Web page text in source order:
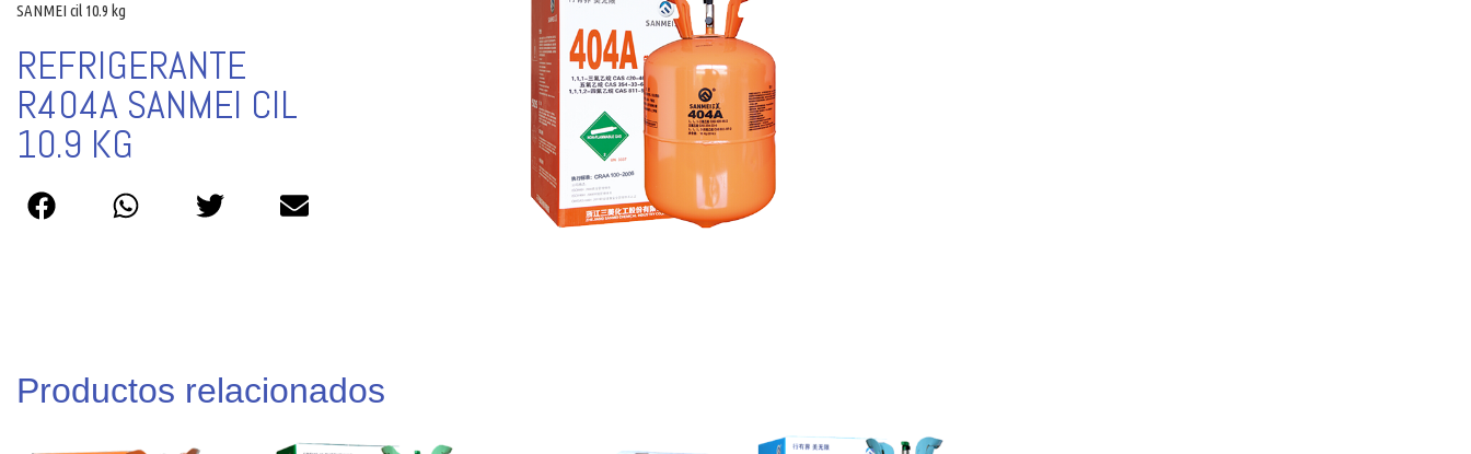
SANMEI cil 10.9 kg
REFRIGERANTE
R404A SANMEI CIL
10.9 KG
Productos relacionados